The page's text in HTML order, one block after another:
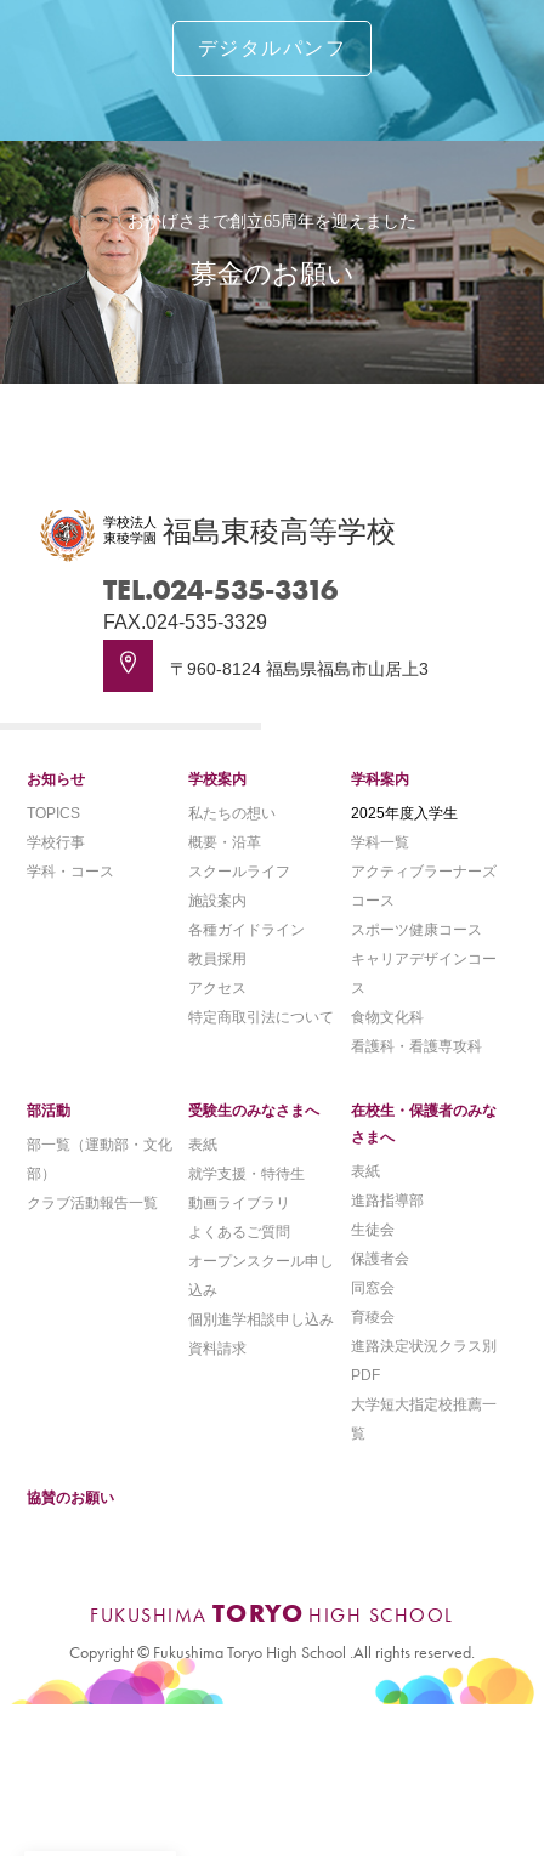
デジタルパンフ
おかげさまで創立65周年を迎えました
募金のお願い
学校法人
東稜学園
福島東稜高等学校
TEL.024-535-3316
FAX.024-535-3329
〒960-8124 福島県福島市山居上3
お知らせ
TOPICS
学校行事
学科・コース
学校案内
私たちの想い
概要・沿革
スクールライフ
施設案内
各種ガイドライン
教員採用
アクセス
特定商取引法について
学科案内
2025年度入学生
学科一覧
アクティブラーナーズ
コース
スポーツ健康コース
キャリアデザインコー
ス
食物文化科
看護科・看護専攻科
部活動
部一覧（運動部・文化
部）
クラブ活動報告一覧
受験生のみなさまへ
表紙
就学支援・特待生
動画ライブラリ
よくあるご質問
オープンスクール申し
込み
個別進学相談申し込み
資料請求
在校生・保護者のみな
さまへ
表紙
進路指導部
生徒会
保護者会
同窓会
育稜会
進路決定状況クラス別
PDF
大学短大指定校推薦一
覧
協賛のお願い
FUKUSHIMA TORYO HIGH SCHOOL
Copyright © Fukushima Toryo High School .All rights reserved.